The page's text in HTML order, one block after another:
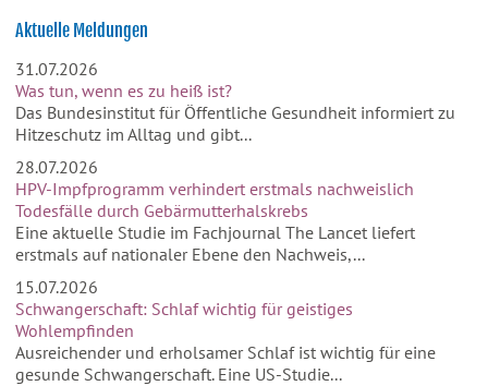
Aktuelle Meldungen
31.07.2026
Was tun, wenn es zu heiß ist?
Das Bundesinstitut für Öffentliche Gesundheit informiert zu
Hitzeschutz im Alltag und gibt...
28.07.2026
HPV-Impfprogramm verhindert erstmals nachweislich
Todesfälle durch Gebärmutterhalskrebs
Eine aktuelle Studie im Fachjournal The Lancet liefert
erstmals auf nationaler Ebene den Nachweis,...
15.07.2026
Schwangerschaft: Schlaf wichtig für geistiges
Wohlempfinden
Ausreichender und erholsamer Schlaf ist wichtig für eine
gesunde Schwangerschaft. Eine US-Studie...